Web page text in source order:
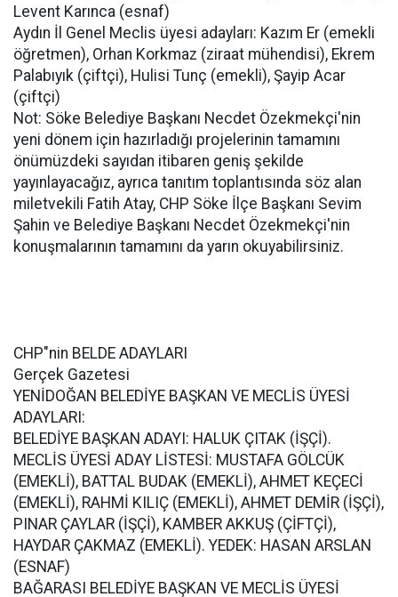
Levent Karınca (esnaf)
Aydın İl Genel Meclis üyesi adayları: Kazım Er (emekli
öğretmen), Orhan Korkmaz (ziraat mühendisi), Ekrem
Palabıyık (çiftçi), Hulisi Tunç (emekli), Şayip Acar
(çiftçi)
Not: Söke Belediye Başkanı Necdet Özekmekçi'nin
yeni dönem için hazırladığı projelerinin tamamını
önümüzdeki sayıdan itibaren geniş şekilde
yayınlayacağız, ayrıca tanıtım toplantısında söz alan
miletvekili Fatih Atay, CHP Söke İlçe Başkanı Sevim
Şahin ve Belediye Başkanı Necdet Özekmekçi'nin
konuşmalarının tamamını da yarın okuyabilirsiniz.
CHP"nin BELDE ADAYLARI
Gerçek Gazetesi
YENİDOĞAN BELEDİYE BAŞKAN VE MECLİS ÜYESİ
ADAYLARI:
BELEDİYE BAŞKAN ADAYI: HALUK ÇITAK (İŞÇİ).
MECLİS ÜYESİ ADAY LİSTESİ: MUSTAFA GÖLCÜK
(EMEKLİ), BATTAL BUDAK (EMEKLİ), AHMET KEÇECİ
(EMEKLİ), RAHMİ KILIÇ (EMEKLİ), AHMET DEMİR (İŞÇİ),
PINAR ÇAYLAR (İŞÇİ), KAMBER AKKUŞ (ÇİFTÇİ),
HAYDAR ÇAKMAZ (EMEKLİ). YEDEK: HASAN ARSLAN
(ESNAF)
BAĞARASI BELEDİYE BAŞKAN VE MECLİS ÜYESİ